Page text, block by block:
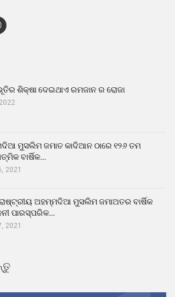
ଶିକ୍ଷା ଦେଇଥାଏ ରମଜାନ ର ରୋଜା
ମୁସଲିମ ଜମାତ କାଦିଆନ ଠାରେ ୧୨୬ ତମ
ବାର୍ଷିକ…
2021
ଅହମ୍ମଦିଆ ମୁସଲିମ ଜମାଅତର ବାର୍ଷିକ
ପାରସ୍ପରିକ…
2021